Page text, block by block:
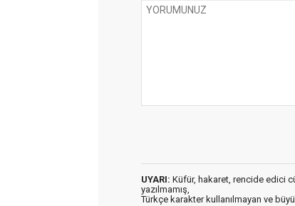
UYARI: Küfür, hakaret, rencide edici
yazılmamış,
Türkçe karakter kullanılmayan ve